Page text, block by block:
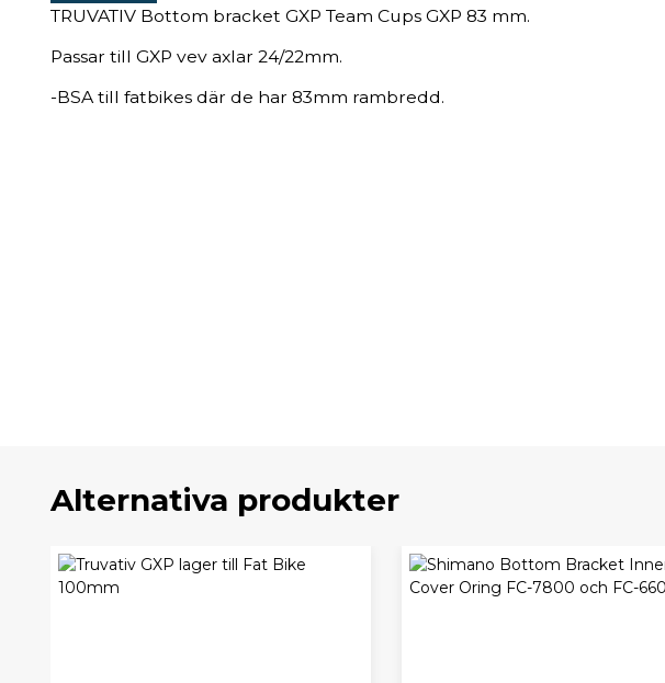
TRUVATIV Bottom bracket GXP Team Cups GXP 83 mm.
Passar till GXP vev axlar 24/22mm.
-BSA till fatbikes där de har 83mm rambredd.
Alternativa produkter